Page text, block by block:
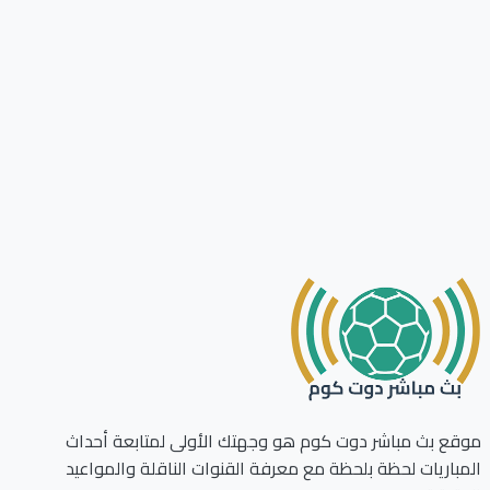
بث مباشر دوت كوم هو وجهتك الأولى لمتابعة أحداث
لحظة بلحظة مع معرفة القنوات الناقلة والمواعيد